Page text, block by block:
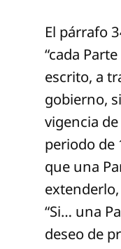
El párrafo
“cada
escrito, a
gobierno,
vigencia
periodo de
que una
“Si… una
deseo de